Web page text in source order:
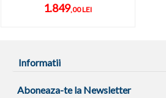
1.849,00 LEI
Informatii
Aboneaza-te la Newsletter